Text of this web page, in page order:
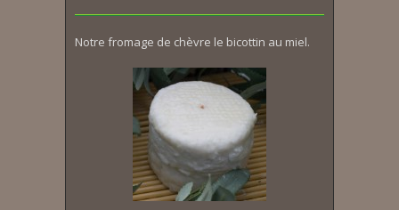
Notre fromage de chèvre le bicottin au miel.